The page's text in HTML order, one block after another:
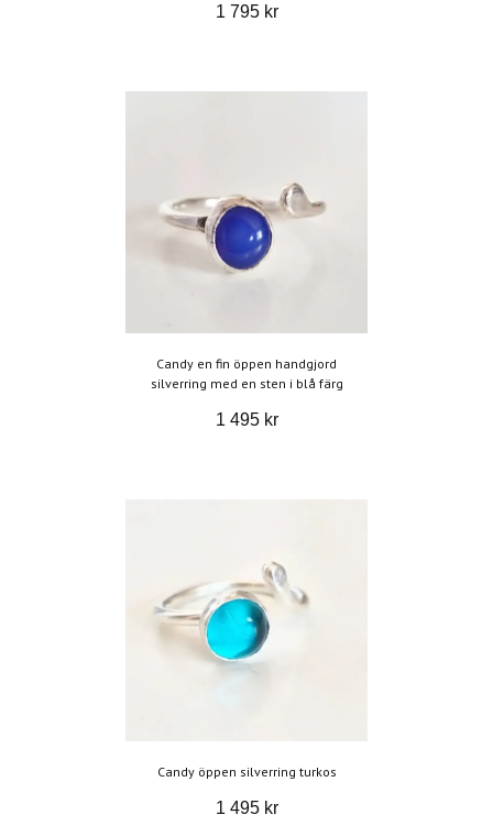
1 795 kr
Candy en fin öppen handgjord
silverring med en sten i blå färg
1 495 kr
Candy öppen silverring turkos
1 495 kr